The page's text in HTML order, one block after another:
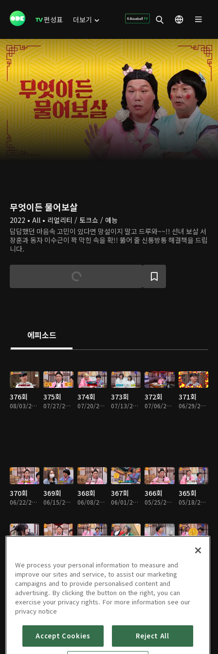
편성표 더보기
무엇이든 물어보살
2022 • All • 리얼리티 / 토크쇼 / 예능
답답했던 마음속 고민이 있다면 망설이지 말고 드루와~~!! 선녀 보살 서
장훈과 동자 이수근이 꽉 막힌 속을 확!! 뚫어 줄 신통방통 해결책을 드립
니다.
에피소드
376회
08/03/2026 • 1시간 3분
375회
07/27/2026 • 59분
374회
07/20/2026 • 1시간
373회
07/13/2026 • 1시간
372회
07/06/2026 • 1시간
371회
06/29/2026 • 1시간 1분
370회
06/22/2026 • 59분
369회
06/15/2026 • 1시간 2분
368회
06/08/2026 • 1시간 4분
367회
06/01/2026 • 59분
366회
05/25/2026 • 1시간 1분
365회
05/18/2026 • 1시간 6분
359회
358회
03/30/2026 • 1시간 2분
357회 356회 355회 354회 353회
We process your personal information to measure and
improve our sites and service, to assist our marketing
campaigns and to provide personalised content and
advertising. By clicking the button on the right, you can
exercise your privacy rights. For more information see our
privacy notice
Accept Cookies Reject All